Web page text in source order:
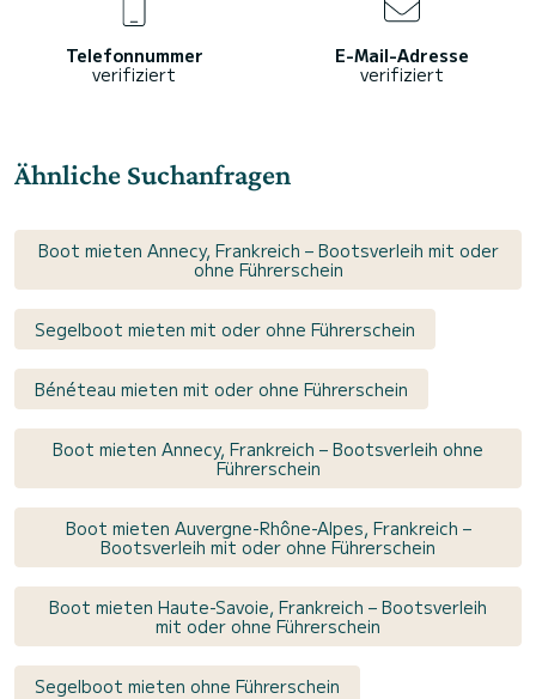
Telefonnummer
verifiziert
E-Mail-Adresse
verifiziert
Ähnliche Suchanfragen
Boot mieten Annecy, Frankreich – Bootsverleih mit oder
ohne Führerschein
Segelboot mieten mit oder ohne Führerschein
Bénéteau mieten mit oder ohne Führerschein
Boot mieten Annecy, Frankreich – Bootsverleih ohne
Führerschein
Boot mieten Auvergne-Rhône-Alpes, Frankreich –
Bootsverleih mit oder ohne Führerschein
Boot mieten Haute-Savoie, Frankreich – Bootsverleih
mit oder ohne Führerschein
Segelboot mieten ohne Führerschein